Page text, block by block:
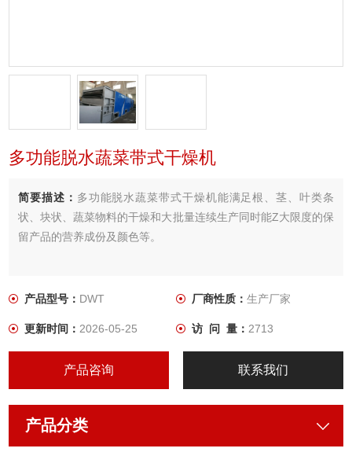
多功能脱水蔬菜带式干燥机
简要描述： 多功能脱水蔬菜带式干燥机能满足根、茎、叶类条
状、块状、蔬菜物料的干燥和大批量连续生产同时能Z大限度的保
留产品的营养成份及颜色等。
产品型号： DWT 厂商性质： 生产厂家
更新时间：2026-05-25 访 问 量： 2713
产品咨询 联系我们
产品分类